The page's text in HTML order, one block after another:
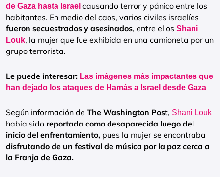
de Gaza hasta Israel causando terror y pánico entre los
habitantes. En medio del caos, varios civiles israelíes
fueron secuestrados y asesinados, entre ellos Shani
Louk, la mujer que fue exhibida en una camioneta por un
grupo terrorista.
Le puede interesar: Las imágenes más impactantes que
han dejado los ataques de Hamás a Israel desde Gaza
Según información de The Washington Post, Shani Louk
había sido reportada como desaparecida luego del
inicio del enfrentamiento, pues la mujer se encontraba
disfrutando de un festival de música por la paz cerca a
la Franja de Gaza.